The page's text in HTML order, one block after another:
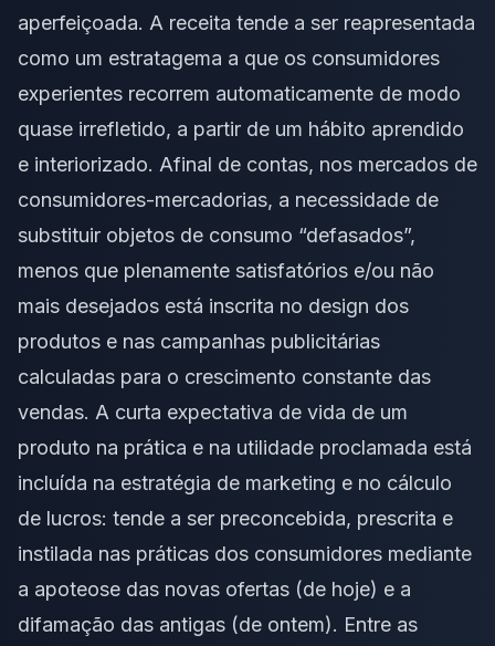
aperfeiçoada. A receita tende a ser reapresentada
como um estratagema a que os consumidores
experientes recorrem automaticamente de modo
quase irrefletido, a partir de um hábito aprendido
e interiorizado. Afinal de contas, nos mercados de
consumidores-mercadorias, a necessidade de
substituir objetos de consumo “defasados”,
menos que plenamente satisfatórios e/ou não
mais desejados está inscrita no design dos
produtos e nas campanhas publicitárias
calculadas para o crescimento constante das
vendas. A curta expectativa de vida de um
produto na prática e na utilidade proclamada está
incluída na estratégia de marketing e no cálculo
de lucros: tende a ser preconcebida, prescrita e
instilada nas práticas dos consumidores mediante
a apoteose das novas ofertas (de hoje) e a
difamação das antigas (de ontem). Entre as